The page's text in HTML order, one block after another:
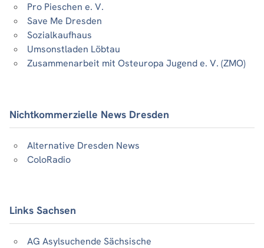
Pro Pieschen e. V.
Save Me Dresden
Sozialkaufhaus
Umsonstladen Löbtau
Zusammenarbeit mit Osteuropa Jugend e. V. (ZMO)
Nichtkommerzielle News Dresden
Alternative Dresden News
ColoRadio
Links Sachsen
AG Asylsuchende Sächsische